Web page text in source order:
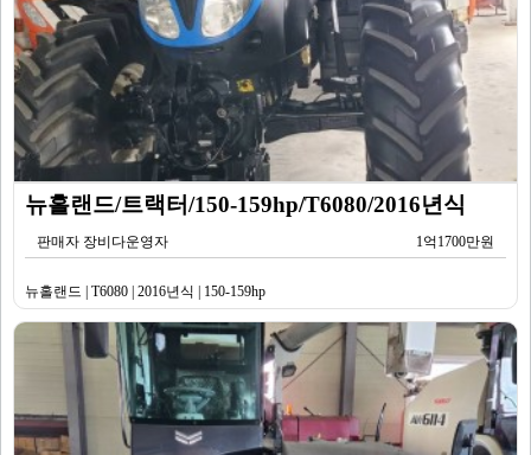
뉴홀랜드/트랙터/150-159hp/T6080/2016년식
판매자 장비다운영자 1억1700만원
뉴홀랜드 | T6080 | 2016년식 | 150-159hp